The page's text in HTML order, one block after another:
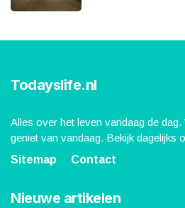
Todayslife.nl
Alles over het leven vandaag de
geniet van vandaag. Bekijk dagelijks
Sitemap
Contact
Nieuwe artikelen